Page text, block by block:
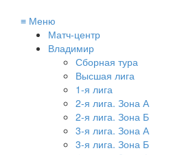
≡ Меню
Матч-центр
Владимир
Сборная тура
Высшая лига
1-я лига
2-я лига. Зона А
2-я лига. Зона Б
3-я лига. Зона А
3-я лига. Зона Б